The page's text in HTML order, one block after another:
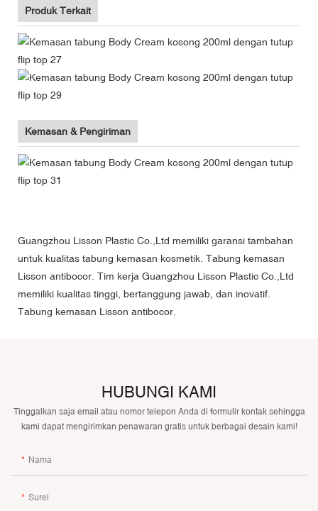
Produk Terkait
Kemasan & Pengiriman
Guangzhou Lisson Plastic Co.,Ltd memiliki garansi tambahan
untuk kualitas tabung kemasan kosmetik. Tabung kemasan
Lisson antibocor. Tim kerja Guangzhou Lisson Plastic Co.,Ltd
memiliki kualitas tinggi, bertanggung jawab, dan inovatif.
Tabung kemasan Lisson antibocor.
HUBUNGI KAMI
Tinggalkan saja email atau nomor telepon Anda di formulir kontak sehingga
kami dapat mengirimkan penawaran gratis untuk berbagai desain kami!
Nama
Surel